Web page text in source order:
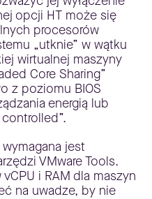
opcji HT może się
procesorów
„utknie” w wątku
wirtualnej maszyny
Core Sharing”
z poziomu BIOS
energią lub
jest
VMware Tools.
i RAM dla maszyn
na uwadze, by nie